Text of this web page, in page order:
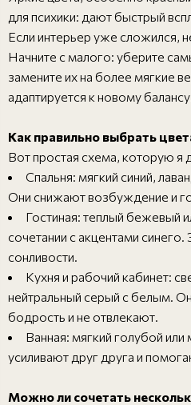
для психики: дают быстрый
Если интерьер уже сложился,
Начните с малого: уберите
замените их на более мягкие
адаптируется к новому
Как правильно выбрать
Вот простая схема, которую я
Спальня: мягкий синий,
Они снижают возбуждение и
Гостиная: теплый бежевый
сочетании с акцентами
сонливости.
Кухня и рабочий кабинет:
нейтральный серый с белым.
бодрость и не отвлекают.
Ванная: мягкий голубой или
усиливают друг друга и
Можно ли сочетать